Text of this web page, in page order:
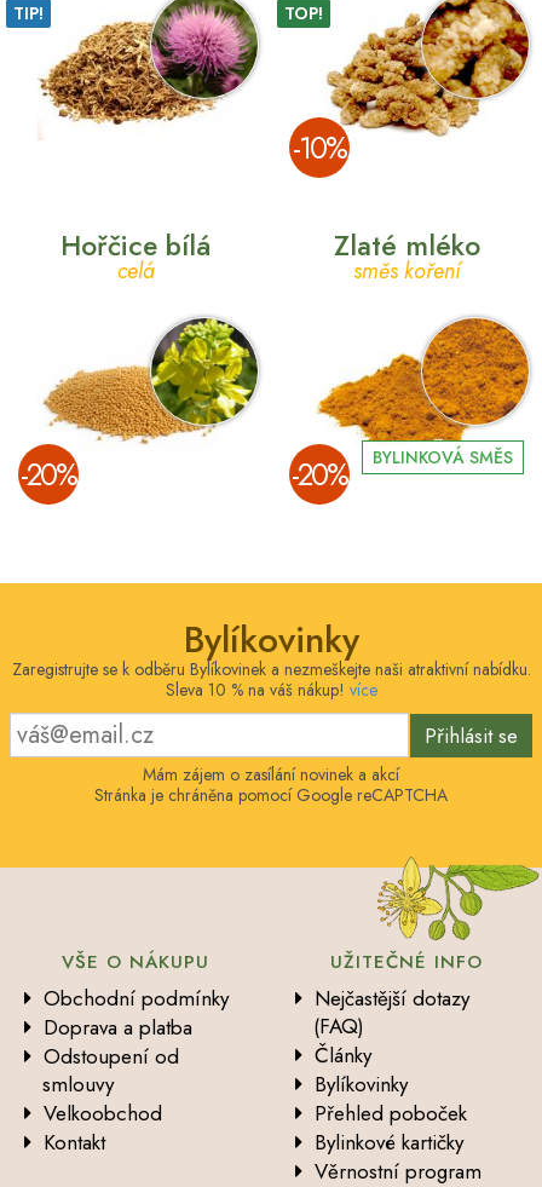
TIP! TOP!
­-10%
Hořčice bílá
celá
­-20%
Zlaté mléko
směs koření
BYLINKOVÁ SMĚS
­-20%
Bylíkovinky
Zaregistrujte se k odběru Bylíkovinek a nezmeškejte naši atraktivní nabídku.
Sleva 10 % na váš nákup! více
Přihlásit se
Mám zájem o zasílání novinek a akcí
Stránka je chráněna pomocí Google reCAPTCHA
VŠE O NÁKUPU
Obchodní podmínky
Doprava a platba
Odstoupení od
smlouvy
Velkoobchod
Kontakt
UŽITEČNÉ INFO
Nejčastější dotazy
(FAQ)
Články
Bylíkovinky
Přehled poboček
Bylinkové kartičky
Věrnostní program